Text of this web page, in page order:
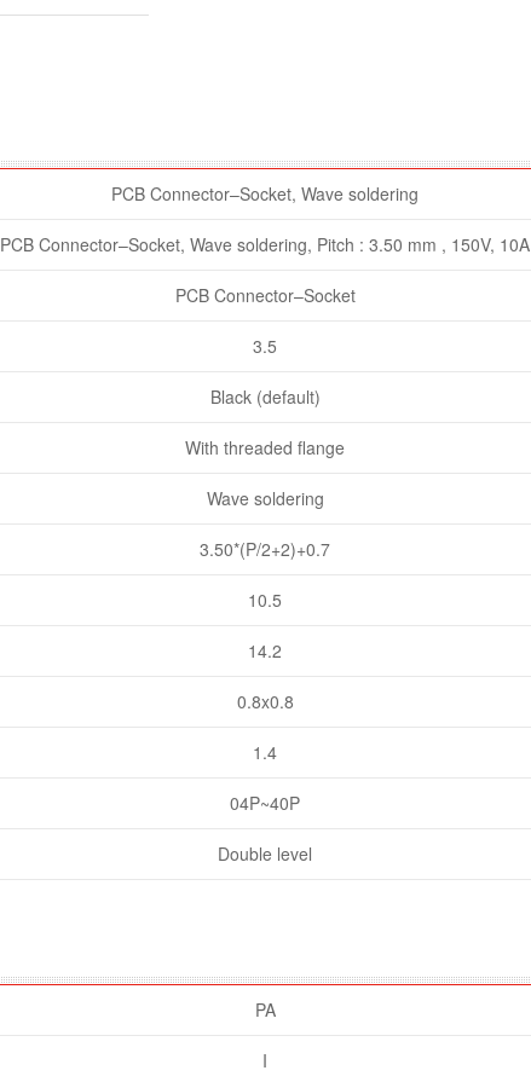
PCB Connector–Socket, Wave soldering
PCB Connector–Socket, Wave soldering, Pitch : 3.50 mm , 150V, 10A
PCB Connector–Socket
3.5
Black (default)
With threaded flange
Wave soldering
3.50*(P/2+2)+0.7
10.5
14.2
0.8x0.8
1.4
04P~40P
Double level
PA
I